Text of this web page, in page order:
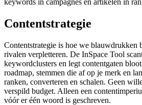
Contentstrategie
Contentstrategie is hoe we blauwdrukken
rivalen verpletteren. De InSpace Tool
keywordclusters en legt contentgaten
roadmap, stemmen die af op je merk en
ranken, converteren en schalen. Geen
verspild budget. Alleen een
vóór er één woord is geschreven.